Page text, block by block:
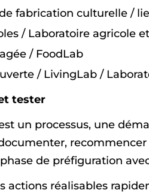
fabrication culturelle /
/ Laboratoire agricole
/ FoodLab
/ LivingLab /
tester
un processus, une
de préfiguration
actions réalisables